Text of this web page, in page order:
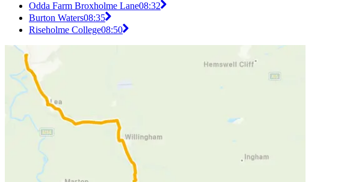
Odda Farm Broxholme Lane08:32
Burton Waters08:35
Riseholme College08:50